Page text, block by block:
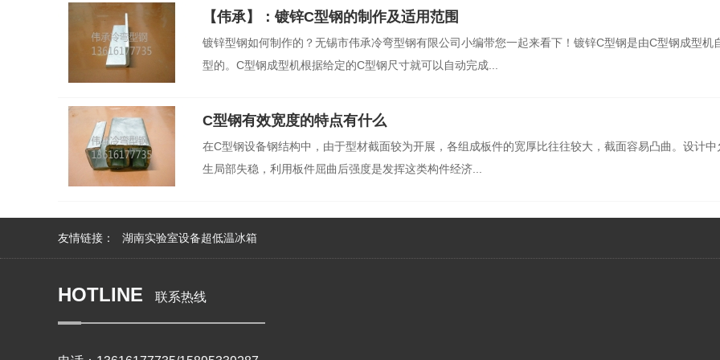
【伟承】：镀锌C型钢的制作及适用范围
镀锌型钢如何制作的？无锡市伟承冷弯型钢有限公司小编带您一起来看下！镀锌C型钢是由C型钢成型机
型的。C型钢成型机根据给定的C型钢尺寸就可以自动完成...
C型钢有效宽度的特点有什么
在C型钢设备钢结构中，由于型材截面较为开展，各组成板件的宽厚比往往较大，截面容易凸曲。设计中
生局部失稳，利用板件屈曲后强度是发挥这类构件经济...
友情链接： 湖南实验室设备超低温冰箱
HOTLINE 联系热线